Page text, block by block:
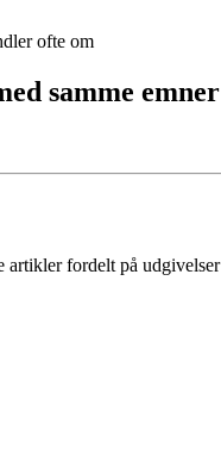
ofte om
samme emner
artikler fordelt på udgivelser